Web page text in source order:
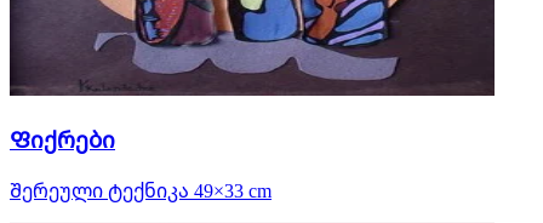
Ფიქრები
Შერეული ტექნიკა 49×33 cm